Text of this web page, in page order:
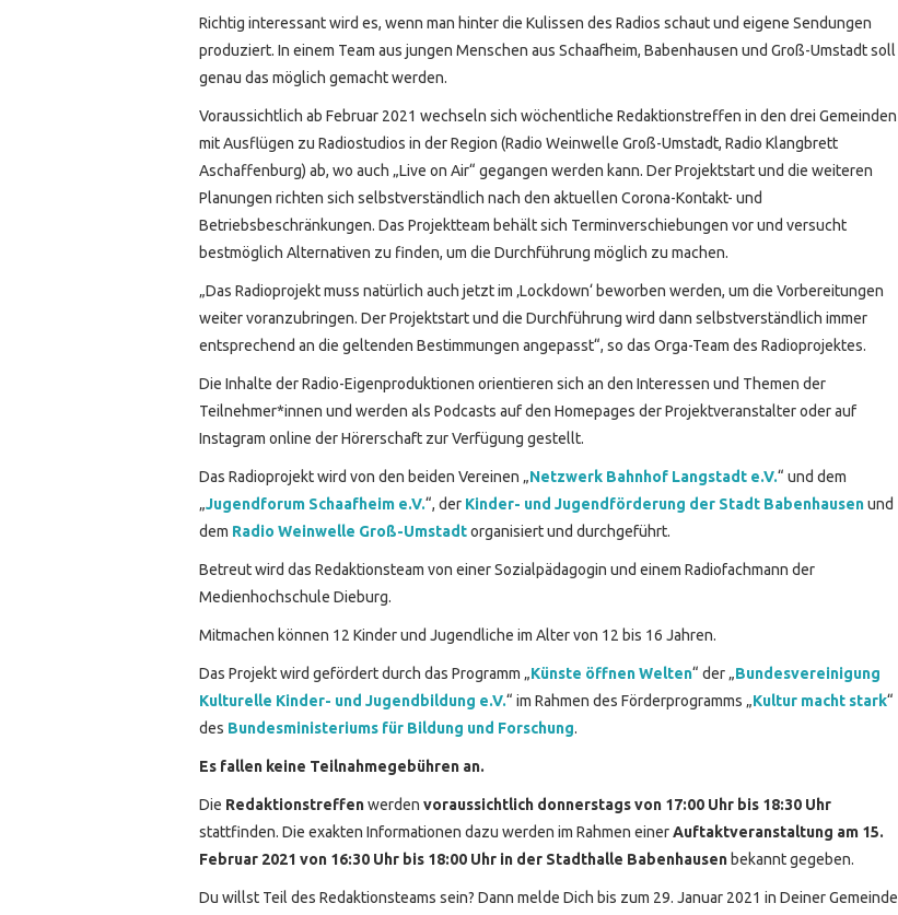
Richtig interessant wird es, wenn man hinter die Kulissen des Radios schaut und eigene Sendungen
produziert. In einem Team aus jungen Menschen aus Schaafheim, Babenhausen und Groß-Umstadt soll
genau das möglich gemacht werden.
Voraussichtlich ab Februar 2021 wechseln sich wöchentliche Redaktionstreffen in den drei Gemeinden
mit Ausflügen zu Radiostudios in der Region (Radio Weinwelle Groß-Umstadt, Radio Klangbrett
Aschaffenburg) ab, wo auch „Live on Air“ gegangen werden kann. Der Projektstart und die weiteren
Planungen richten sich selbstverständlich nach den aktuellen Corona-Kontakt- und
Betriebsbeschränkungen. Das Projektteam behält sich Terminverschiebungen vor und versucht
bestmöglich Alternativen zu finden, um die Durchführung möglich zu machen.
„Das Radioprojekt muss natürlich auch jetzt im ‚Lockdown‘ beworben werden, um die Vorbereitungen
weiter voranzubringen. Der Projektstart und die Durchführung wird dann selbstverständlich immer
entsprechend an die geltenden Bestimmungen angepasst“, so das Orga-Team des Radioprojektes.
Die Inhalte der Radio-Eigenproduktionen orientieren sich an den Interessen und Themen der
Teilnehmer*innen und werden als Podcasts auf den Homepages der Projektveranstalter oder auf
Instagram online der Hörerschaft zur Verfügung gestellt.
Das Radioprojekt wird von den beiden Vereinen „Netzwerk Bahnhof Langstadt e.V.“ und dem
„Jugendforum Schaafheim e.V.“, der Kinder- und Jugendförderung der Stadt Babenhausenund
dem Radio Weinwelle Groß-Umstadtorganisiert und durchgeführt.
Betreut wird das Redaktionsteam von einer Sozialpädagogin und einem Radiofachmann der
Medienhochschule Dieburg.
Mitmachen können 12 Kinder und Jugendliche im Alter von 12 bis 16 Jahren.
Das Projekt wird gefördert durch das Programm „Künste öffnen Welten“ der „Bundesvereinigung
Kulturelle Kinder- und Jugendbildung e.V.“ im Rahmen des Förderprogramms „Kultur macht stark“
des Bundesministeriums für Bildung und Forschung.
Es fallen keine Teilnahmegebühren an.
Die Redaktionstreffenwerden voraussichtlich donnerstags von 17:00 Uhr bis 18:30 Uhr
stattfinden. Die exakten Informationen dazu werden im Rahmen einerAuftaktveranstaltung am 15.
Februar 2021 von 16:30 Uhr bis 18:00 Uhr in der Stadthalle Babenhausen bekannt gegeben.
Du willst Teil des Redaktionsteams sein? Dann melde Dich bis zum 29. Januar 2021 in Deiner Gemeinde